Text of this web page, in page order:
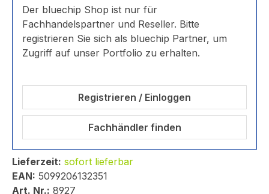
Der bluechip Shop ist nur für
Fachhandelspartner und Reseller. Bitte
registrieren Sie sich als bluechip Partner, um
Zugriff auf unser Portfolio zu erhalten.
Registrieren / Einloggen
Fachhändler finden
Lieferzeit: sofort lieferbar
EAN: 5099206132351
Art. Nr.: 8927